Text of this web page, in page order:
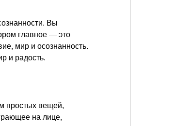
Вы
главное — это
мир и осознанность.
и радость.
простых вещей,
на лице,